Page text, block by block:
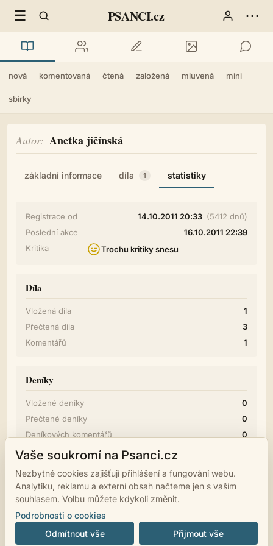
☰ PSANCI.cz ⋯
nová komentovaná čtená založená mluvená mini
sbírky
Autor Anetka jičínská
základní informace díla 1 statistiky
Registrace od 14.10.2011 20:33 (5412 dnů)
Poslední akce
16.10.2011 22:39
Kritika
Trochu kritiky snesu
Díla
Vložená díla
1
Přečtená díla
3
Komentářů
1
Deníky
Vložené deníky
0
Přečtené deníky
0
Deníkových komentářů
0
Diskuze
Příspěvků
Vaše soukromí na Psanci.cz
Nezbytné cookies zajišťují přihlášení a fungování webu.
Analytiku, reklamu a externí obsah načteme jen s vaším
souhlasem. Volbu můžete kdykoli změnit.
Podrobnosti o cookies
Odmítnout vše
Přijmout vše